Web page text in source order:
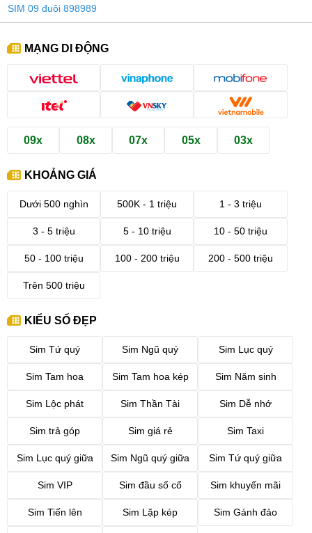
SIM 09 đuôi 898989
MẠNG DI ĐỘNG
09x 08x 07x 05x 03x
KHOẢNG GIÁ
Dưới 500 nghìn 500K - 1 triệu 1 - 3 triệu
3 - 5 triệu 5 - 10 triệu 10 - 50 triệu
50 - 100 triệu 100 - 200 triệu 200 - 500 triệu
Trên 500 triệu
KIỂU SỐ ĐẸP
Sim Tứ quý Sim Ngũ quý Sim Lục quý
Sim Tam hoa Sim Tam hoa kép Sim Năm sinh
Sim Lộc phát Sim Thần Tài Sim Dễ nhớ
Sim trả góp Sim giá rẻ Sim Taxi
Sim Lục quý giữa Sim Ngũ quý giữa Sim Tứ quý giữa
Sim VIP Sim đầu số cổ Sim khuyến mãi
Sim Tiến lên Sim Lặp kép Sim Gánh đảo